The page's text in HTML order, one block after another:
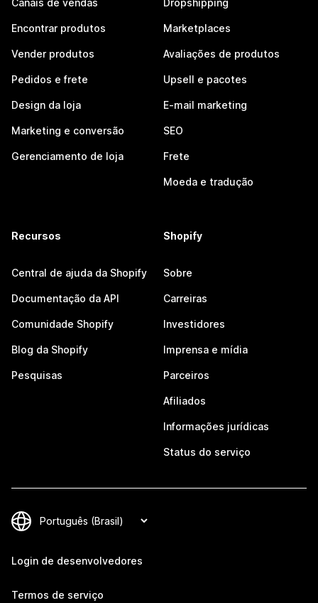
Canais de vendas
Encontrar produtos
Vender produtos
Pedidos e frete
Design da loja
Marketing e conversão
Gerenciamento de loja
Dropshipping
Marketplaces
Avaliações de produtos
Upsell e pacotes
E-mail marketing
SEO
Frete
Moeda e tradução
Recursos
Central de ajuda da Shopify
Documentação da API
Comunidade Shopify
Blog da Shopify
Pesquisas
Shopify
Sobre
Carreiras
Investidores
Imprensa e mídia
Parceiros
Afiliados
Informações jurídicas
Status do serviço
Login de desenvolvedores
Termos de serviço